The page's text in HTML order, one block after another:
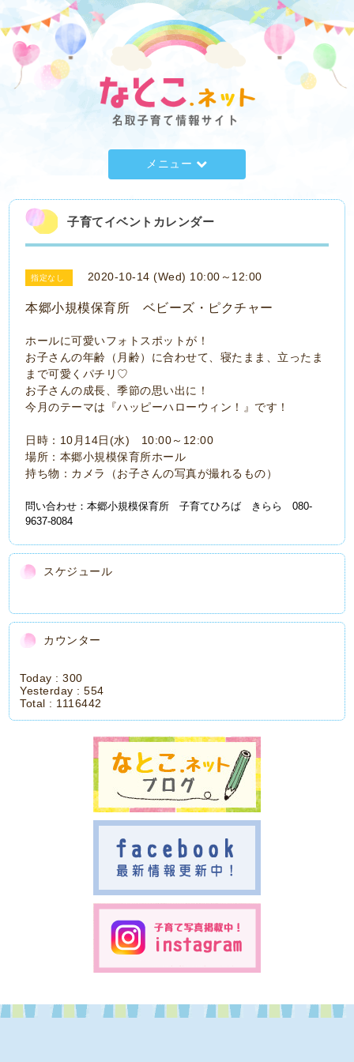
メニュー
子育てイベントカレンダー
指定なし 2020-10-14 (Wed) 10:00～12:00
本郷小規模保育所 ベビーズ・ピクチャー
ホールに可愛いフォトスポットが！
お子さんの年齢（月齢）に合わせて、寝たまま、立ったま
まで可愛くパチリ♡
お子さんの成長、季節の思い出に！
今月のテーマは『ハッピーハローウィン！』です！
日時：10月14日(水) 10:00～12:00
場所：本郷小規模保育所ホール
持ち物：カメラ（お子さんの写真が撮れるもの）
問い合わせ：本郷小規模保育所 子育てひろば きらら 080-
9637-8084
スケジュール
カウンター
Today :300
Yesterday :554
Total : 1116442